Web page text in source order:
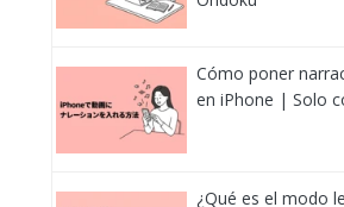
Cómo poner
en iPhone | Solo
¿Qué es el modo